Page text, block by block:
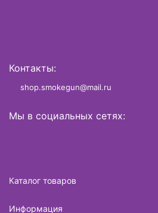
Контакты:
shop.smokegun@mail.ru
Мы в социальных сетях:
Каталог товаров
Информация